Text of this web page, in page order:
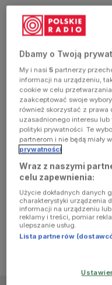
exception
has
occurred
(see the
browser
console for
more
information)
Dbamy o Twoją
My i nasi5 partnerzy
informacji na urządzeniu,
cookie w celu
zaakceptować swoje
również skorzystać z
uzasadnionego interesu
polityki prywatności. Te
partnerom i nie będą miały
prywatności
Wraz z naszymi
celu zapewnienia:
Użycie dokładnych danych
charakterystyki urządzenia
informacji na urządzeniu
reklamy i treści, pomiar
ulepszanie usług.
Lista partnerów